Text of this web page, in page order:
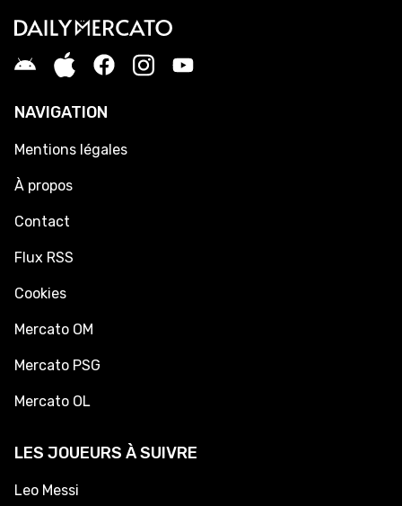
NAVIGATION
Mentions légales
À propos
Contact
Flux RSS
Cookies
Mercato OM
Mercato PSG
Mercato OL
LES JOUEURS À SUIVRE
Leo Messi